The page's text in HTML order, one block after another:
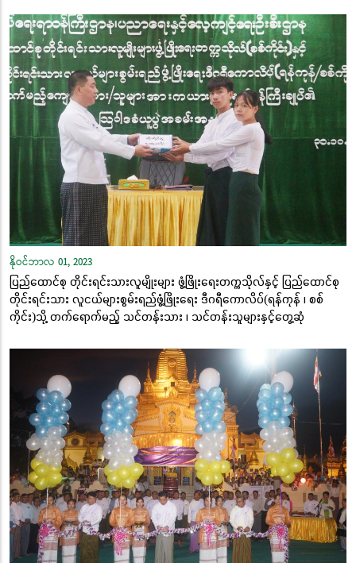
နိုဝင်ဘာလ 01, 2023
ပြည်ထောင်စု တိုင်းရင်းသားလူမျိုးများ ဖွံ့ဖြိုးရေးတက္ကသိုလ်နှင့် ပြည်ထောင်စု
တိုင်းရင်းသား လူငယ်များစွမ်းရည်ဖွံ့ဖြိုးရေး ဒီဂရီကောလိပ်(ရန်ကုန် ၊ စစ်
ကိုင်း)သို့ တက်ရောက်မည့် သင်တန်းသား ၊ သင်တန်းသူများနှင့်တွေ့ဆုံ